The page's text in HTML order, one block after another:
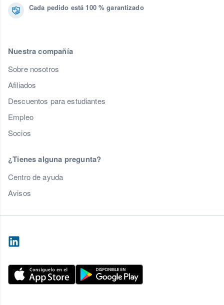
Cada pedido está 100 % garantizado
Nuestra compañía
Sobre nosotros
Afiliados
Descuentos para estudiantes
Empleo
Socios
¿Tienes alguna pregunta?
Centro de ayuda
Avisos